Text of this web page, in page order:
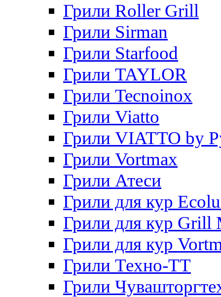
Грили Roller Grill
Грили Sirman
Грили Starfood
Грили TAYLOR
Грили Tecnoinox
Грили Viatto
Грили VIATTO by
Грили Vortmax
Грили Атеси
Грили для кур
Грили для кур Grill
Грили для кур
Грили Техно-ТТ
Грили